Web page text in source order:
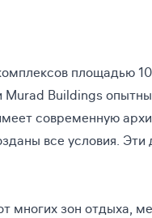
площадью
Murad Buildings
современную
все условия. Эти
многих зон отдыха,